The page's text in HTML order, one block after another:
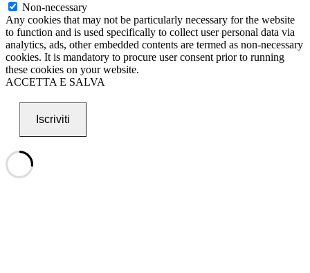
Non-necessary
Any cookies that may not be particularly necessary for the website
to function and is used specifically to collect user personal data via
analytics, ads, other embedded contents are termed as non-necessary
cookies. It is mandatory to procure user consent prior to running
these cookies on your website.
ACCETTA E SALVA
Iscriviti